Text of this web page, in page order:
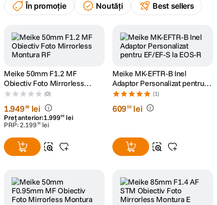
5 canon sx740 hs
7 sony fx
8 card memorie
9.
În promoție
Noutăți Best sellers
Meike 50mm F1.2 MF
Obiectiv Foto Mirrorless
Montura RF (0)
1.94999 lei
Preț anterior:1.99999 lei
PRP:2.199 99 lei
Meike MK-EFTR-B Inel
Adaptor Personalizat pentru
EF/EF-S la EOS-R
(1)
60900 lei